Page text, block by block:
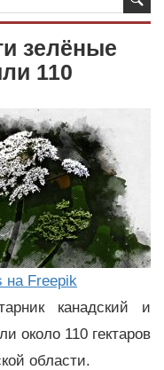
зелёные
110
на Freepik
канадский и
около 110 гектаров
области.